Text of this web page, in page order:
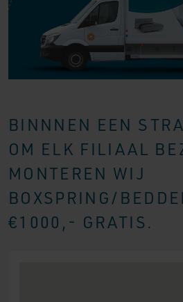
BINNNEN EEN
OM ELK FILIAAL
MONTEREN WIJ
BOXSPRING/
€1000,- GRATIS.